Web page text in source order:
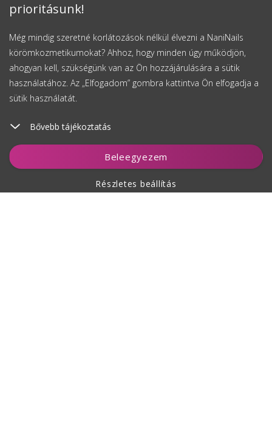
prioritásunk!
Még mindig szeretné korlátozások nélkül élvezni a NaniNails
körömkozmetikumokat? Ahhoz, hogy minden úgy működjön,
ahogyan kell, szükségünk van az Ön hozzájárulására a sütik
használatához. Az „Elfogadom” gombra kattintva Ön elfogadja a
sütik használatát.
Bővebb tájékoztatás
Beleegyezem
Részletes beállítás
Figyelés